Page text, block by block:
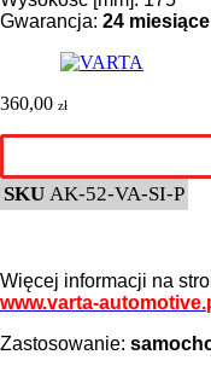
Gwarancja: 24 miesiące
360,00 zł
SKU AK-52-VA-SI-P
Więcej informacji na
www.varta-
Zastosowanie: